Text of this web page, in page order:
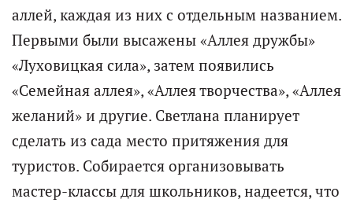
аллей, каждая из них с отдельным названием.
Первыми были высажены «Аллея дружбы»
«Луховицкая сила», затем появились
«Семейная аллея», «Аллея творчества», «Аллея
желаний» и другие. Светлана планирует
сделать из сада место притяжения для
туристов. Собирается организовывать
мастер-классы для школьников, надеется, что